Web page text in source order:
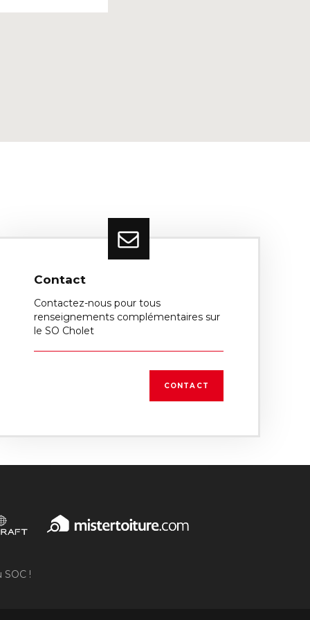
Contact
Contactez-nous pour tous
renseignements complémentaires sur
le SO Cholet
CONTACT
!